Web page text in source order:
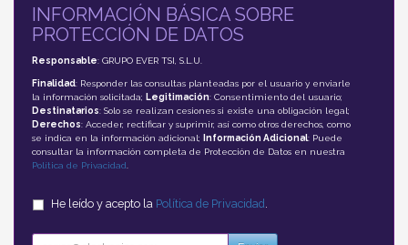
INFORMACIÓN BÁSICA SOBRE
PROTECCIÓN DE DATOS
Responsable: GRUPO EVER TSI, S.L.U.
Finalidad: Responder las consultas planteadas por el usuario y enviarle
la información solicitada; Legitimación: Consentimiento del usuario;
Destinatarios: Solo se realizan cesiones si existe una obligación legal;
Derechos: Acceder, rectificar y suprimir, así como otros derechos, como
se indica en la información adicional;
Información Adicional: Puede
consultar la información completa de Protección de Datos en nuestra
Política de Privacidad
He leído y acepto la Política de Privacidad